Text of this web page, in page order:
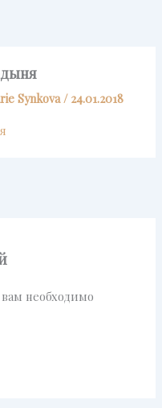
Synkova/ 24.01.2018
необходимо